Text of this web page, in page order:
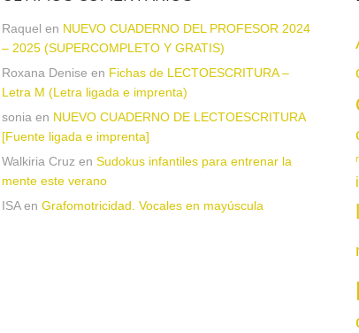
Raquel en NUEVO CUADERNO DEL PROFESOR 2024
– 2025 (SUPERCOMPLETO Y GRATIS)
Roxana Denise en Fichas de LECTOESCRITURA –
Letra M (Letra ligada e imprenta)
sonia en NUEVO CUADERNO DE LECTOESCRITURA
[Fuente ligada e imprenta]
Walkiria Cruz en Sudokus infantiles para entrenar la
mente este verano
ISAen Grafomotricidad. Vocales en mayúscula